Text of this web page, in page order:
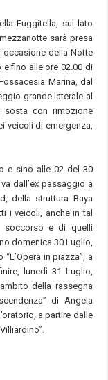
Fuggitella, sul lato
sarà presa
occasione della Notte
e fino alle ore 02.00 di
Marina, dal
grande laterale al
con rimozione
veicoli di emergenza,
e sino alle 02 del 30
dall’ex passaggio a
della struttura Baya
i veicoli, anche in tal
soccorso e di quelli
domenica 30 Luglio,
in piazza”, a
lunedì 31 Luglio,
della rassegna
di Angela
a partire dalle